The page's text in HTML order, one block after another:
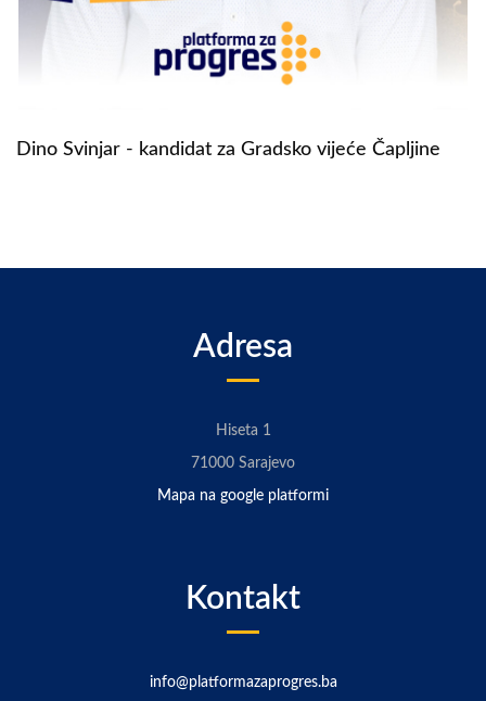
Dino Svinjar - kandidat za Gradsko vijeće Čapljine
Adresa
Hiseta 1
71000 Sarajevo
Mapa na google platformi
Kontakt
info@platformazaprogres.ba